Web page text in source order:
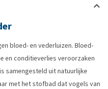
bloed- en vederluizen. Bloed-
en conditieverlies veroorzaken
samengesteld uit natuurlijke
met het stofbad dat vogels van